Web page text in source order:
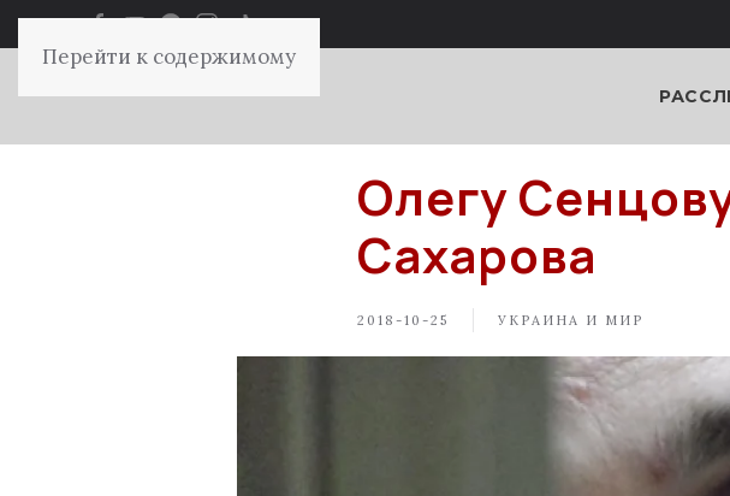
Перейти к содержимому
Олегу
Сахарова
2018-10-25 УКРАИНА И МИР